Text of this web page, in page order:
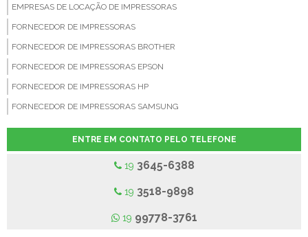
EMPRESAS DE LOCAÇÃO DE IMPRESSORAS
FORNECEDOR DE IMPRESSORAS
FORNECEDOR DE IMPRESSORAS BROTHER
FORNECEDOR DE IMPRESSORAS EPSON
FORNECEDOR DE IMPRESSORAS HP
FORNECEDOR DE IMPRESSORAS SAMSUNG
FORNECEDOR DE TONER COMPATIVEL
LOCAÇÃO DE IMPRESSORAS A LASER
LOCAÇÃO DE IMPRESSORAS AMERICANA
LOCAÇÃO DE IMPRESSORAS EM NOVA ODESSA
ENTRE EM CONTATO PELO TELEFONE
19 3645-6388
19 3518-9898
19 99778-3761